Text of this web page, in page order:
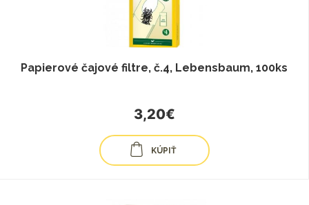
Papierové čajové filtre, č.4, Lebensbaum, 100ks
3,20€
KÚPIŤ